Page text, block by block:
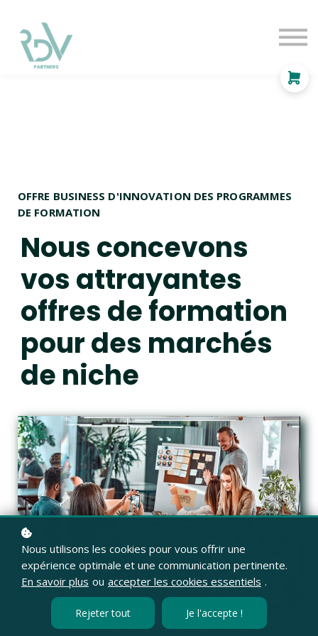
OFFRE BUSINESS D'INNOVATION DES PROGRAMMES
DE FORMATION
Nous concevons
vos attrayantes
offres de formation
pour des marchés
de niche
Les organismes de formation doivent relever
Nous utilisons les cookies pour vous offrir une
expérience optimale et une communication pertinente.
En savoir plus ou accepter les cookies essentiels .
Rejeter tout Je l'accepte !